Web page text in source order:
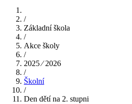
/
Základní škola
/
Akce školy
/
2025 ⁄ 2026
/
Školní
/
Den dětí na 2. stupni